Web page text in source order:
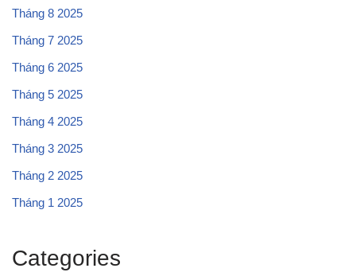
Tháng 8 2025
Tháng 7 2025
Tháng 6 2025
Tháng 5 2025
Tháng 4 2025
Tháng 3 2025
Tháng 2 2025
Tháng 1 2025
Categories